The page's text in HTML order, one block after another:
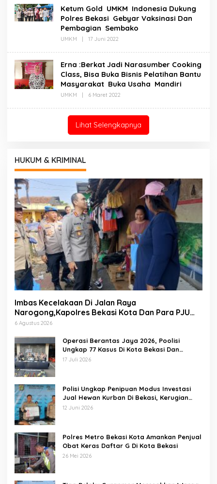
Ketum Gold UMKM Indonesia Dukung
Polres Bekasi Gebyar Vaksinasi Dan
Pembagian Sembako
UMKM 17 Juni 2022
Erna :Berkat Jadi Narasumber Cooking
Class, Bisa Buka Bisnis Pelatihan Bantu
Masyarakat Buka Usaha Mandiri
UMKM 6 Maret 2022
Lihat Selengkapnya
HUKUM & KRIMINAL
Imbas Kecelakaan Di Jalan Raya
Narogong,Kapolres Bekasi Kota Dan Para PJU
Tinjau TPST Bantargebang
6 Agustus 2026
Operasi Berantas Jaya 2026, Poolisi
Ungkap 77 Kasus Di Kota Bekasi Dan
Amankan 69 Pelaku
17 Juli 2026
Polisi Ungkap Penipuan Modus Investasi
Jual Hewan Kurban Di Bekasi, Kerugian
Hampir 1 Miliar
12 Juni 2026
Polres Metro Bekasi Kota Amankan Penjual
Obat Keras Daftar G Di Kota Bekasi
26 Mei 2026